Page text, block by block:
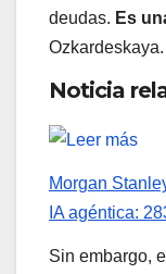
deudas. Es
Ozkardeskaya.
Noticia
Morgan
IA agéntica:
Sin embargo,